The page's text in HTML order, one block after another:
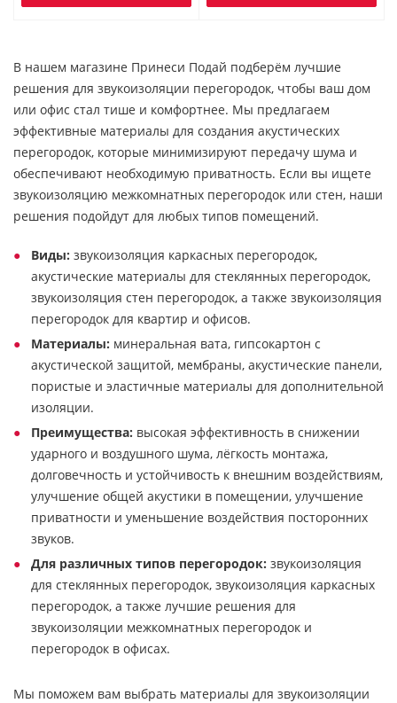
В нашем магазине Принеси Подай подберём лучшие
решения для звукоизоляции перегородок, чтобы ваш дом
или офис стал тише и комфортнее. Мы предлагаем
эффективные материалы для создания акустических
перегородок, которые минимизируют передачу шума и
обеспечивают необходимую приватность. Если вы ищете
звукоизоляцию межкомнатных перегородок или стен, наши
решения подойдут для любых типов помещений.
Виды: звукоизоляция каркасных перегородок,
акустические материалы для стеклянных перегородок,
звукоизоляция стен перегородок, а также звукоизоляция
перегородок для квартир и офисов.
Материалы: минеральная вата, гипсокартон с
акустической защитой, мембраны, акустические панели,
пористые и эластичные материалы для дополнительной
изоляции.
Преимущества: высокая эффективность в снижении
ударного и воздушного шума, лёгкость монтажа,
долговечность и устойчивость к внешним воздействиям,
улучшение общей акустики в помещении, улучшение
приватности и уменьшение воздействия посторонних
звуков.
Для различных типов перегородок: звукоизоляция
для стеклянных перегородок, звукоизоляция каркасных
перегородок, а также лучшие решения для
звукоизоляции межкомнатных перегородок и
перегородок в офисах.
Мы поможем вам выбрать материалы для звукоизоляции